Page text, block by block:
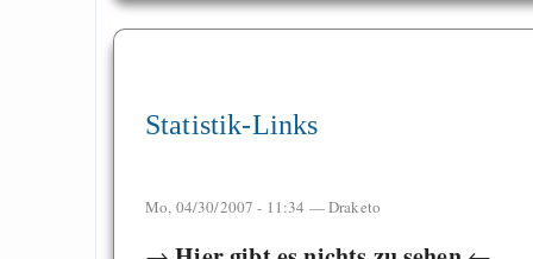
Statistik-Links
Mo, 04/30/2007 - 11:34 —Draketo